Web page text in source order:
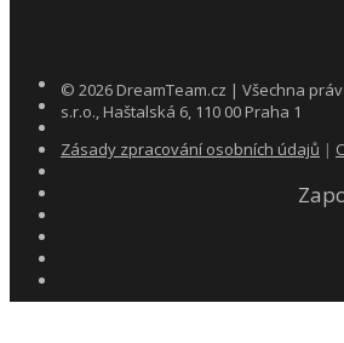
© 2026 DreamTeam.cz | Všechna
s.r.o., Haštalská 6, 110 00 Praha 1
Zásady zpracování osobních údajů |